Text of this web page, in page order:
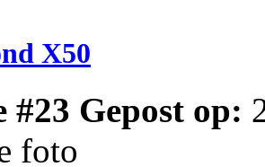
X50
#23 Gepost op:
foto